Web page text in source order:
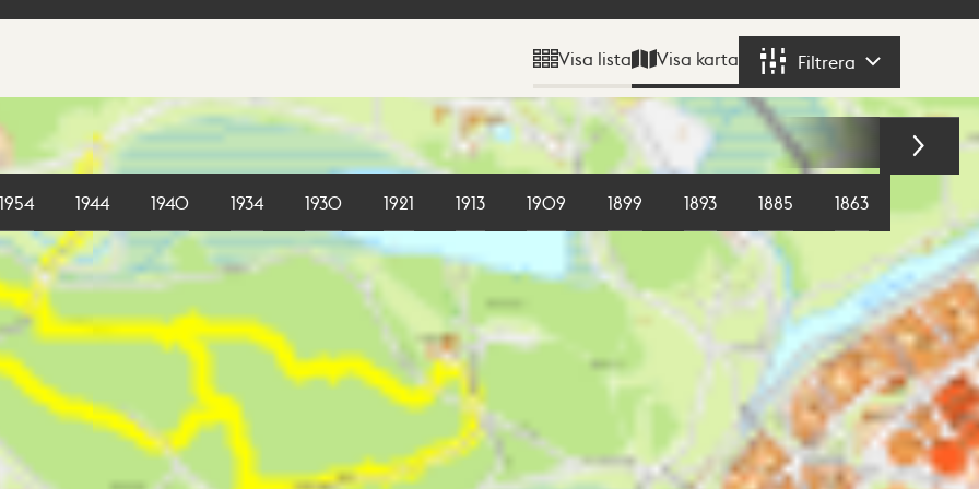
Visa lista Visa karta Filtrera
1954 1944 1940 1934 1930 1921 1913 1909 1899 1893 1885 1863 1855